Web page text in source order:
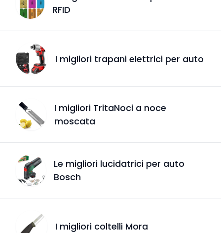
RFID
I migliori trapani elettrici per auto
I migliori TritaNoci a noce
moscata
Le migliori lucidatrici per auto
Bosch
I migliori coltelli Mora